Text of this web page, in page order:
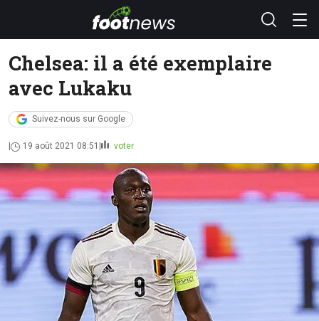
Chelsea: il a été exemplaire
avec Lukaku
Suivez-nous sur Google
19 août 2021 08:51 voter